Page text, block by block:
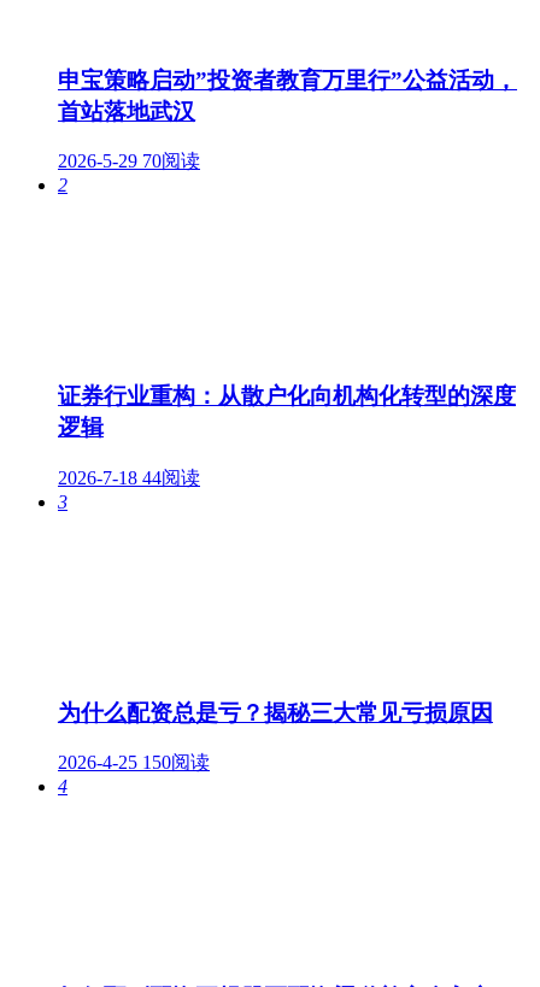
申宝策略启动”投资者教育万里行”公益活动，
首站落地武汉
2026-5-29 70阅读
2
证券行业重构：从散户化向机构化转型的深度
逻辑
2026-7-18 44阅读
3
为什么配资总是亏？揭秘三大常见亏损原因
2026-4-25 150阅读
4